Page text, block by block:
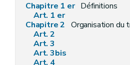
Chapitre 1 er Définitions
Art. 1 er
Chapitre 2 Organisation du
Art. 2
Art. 3
Art. 3bis
Art. 4